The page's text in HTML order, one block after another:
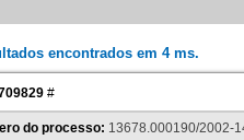
encontrados em 4 ms.
#
do processo: 13678.000190/2002-